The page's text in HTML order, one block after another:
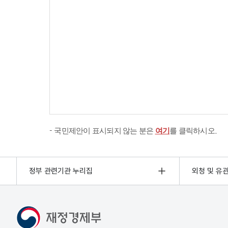
국민제안이 표시되지 않는 분은 여기를 클릭하시오.
정부 관련기관 누리집 외청 및 유